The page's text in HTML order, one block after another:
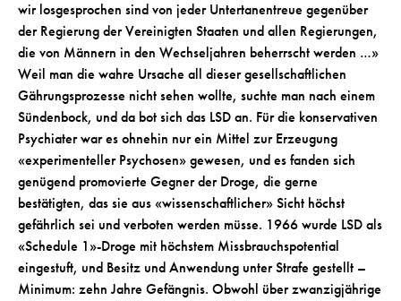
wir losgesprochen sind von jeder Untertanentreue gegenüber
der Regierung der Vereinigten Staaten und allen Regierungen,
die von Männern in den Wechseljahren beherrscht werden …»
Weil man die wahre Ursache all dieser gesellschaftlichen
Gährungsprozesse nicht sehen wollte, suchte man nach einem
Sündenbock, und da bot sich das LSD an. Für die konservativen
Psychiater war es ohnehin nur ein Mittel zur Erzeugung
«experimenteller Psychosen» gewesen, und es fanden sich
genügend promovierte Gegner der Droge, die gerne
bestätigten, das sie aus «wissenschaftlicher» Sicht höchst
gefährlich sei und verboten werden müsse. 1966 wurde LSD als
«Schedule 1»-Droge mit höchstem Missbrauchspotential
eingestuft, und Besitz und Anwendung unter Strafe gestellt –
Minimum: zehn Jahre Gefängnis. Obwohl über zwanzigjährige